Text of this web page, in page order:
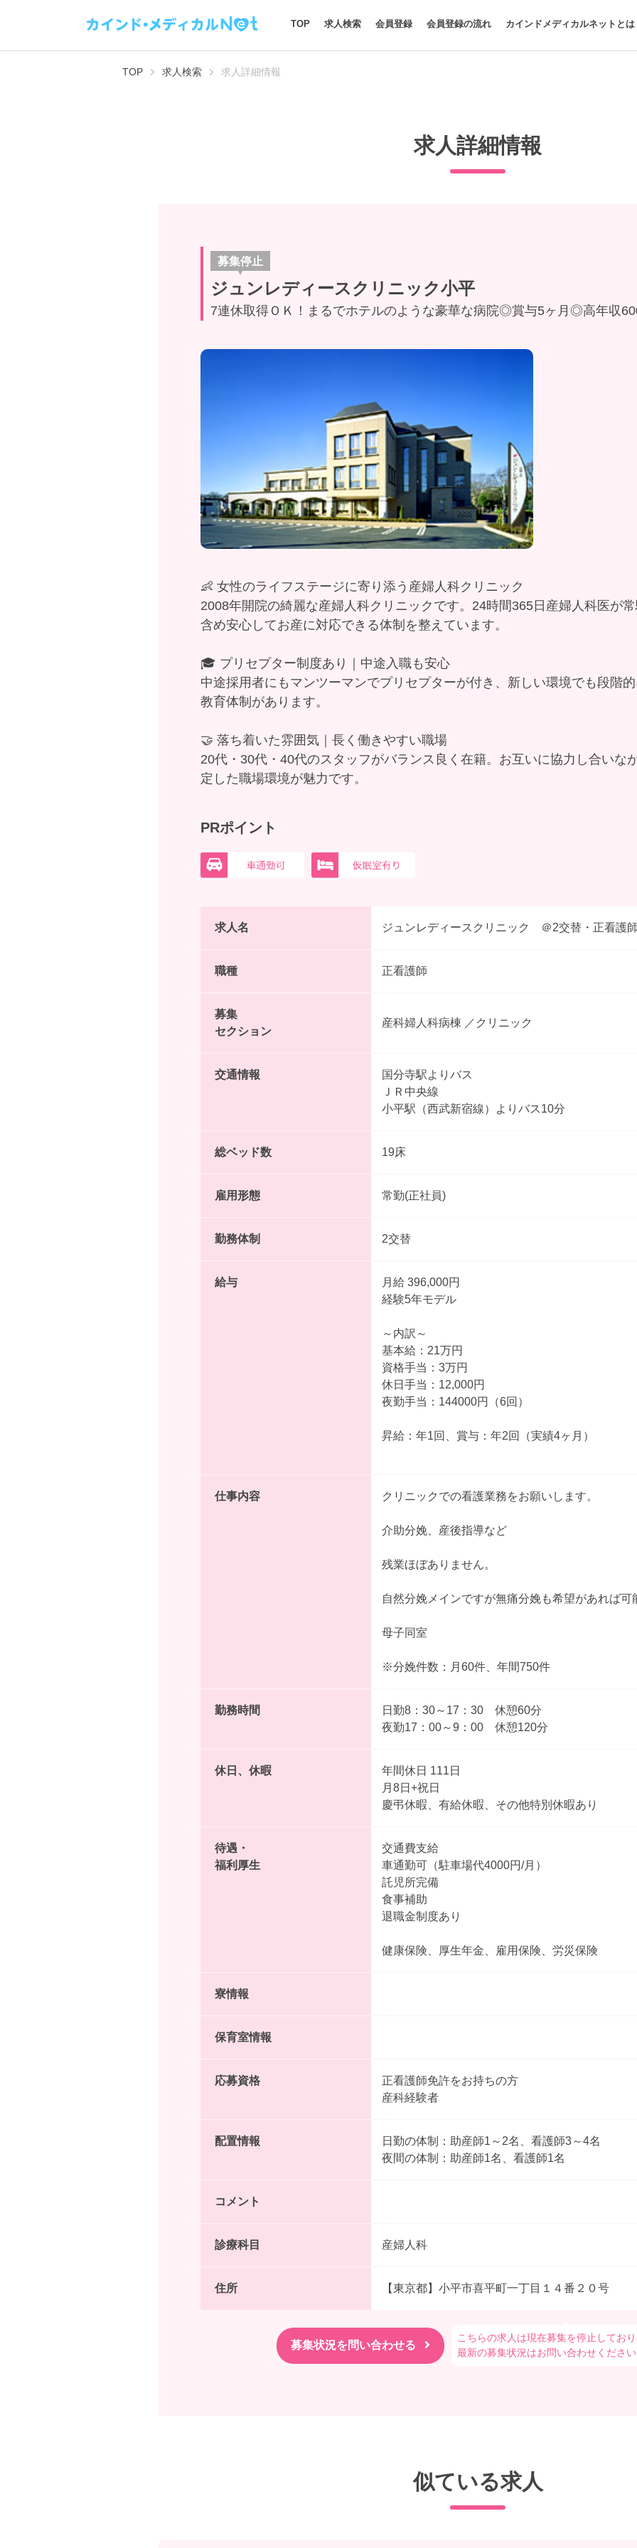
TOP 求人検索 会員登録 会員登録の流れ カインドメディカルネットとは
TOP 求人検索 求人詳細情報
求人詳細情報
募集停止
ジュンレディースクリニック小平
7連休取得ＯＫ！まるでホテルのような豪華な病院◎賞与5ヶ月◎高年
👶 女性のライフステージに寄り添う産婦人科クリニック
2008年開院の綺麗な産婦人科クリニックです。24時間365日産婦人科医が
含め安心してお産に対応できる体制を整えています。
🎓 プリセプター制度あり｜中途入職も安心
中途採用者にもマンツーマンでプリセプターが付き、新しい環境でも段階
教育体制があります。
🤝 落ち着いた雰囲気｜長く働きやすい職場
20代・30代・40代のスタッフがバランス良く在籍。お互いに協力し合いな
定した職場環境が魅力です。
PRポイント
求人名 ジュンレディースクリニック ＠2交替・正看
職種 正看護師
募集
セクション
産科婦人科病棟 ／クリニック
交通情報
国分寺駅よりバス
ＪＲ中央線
小平駅（西武新宿線）よりバス10分
総ベッド数 19床
雇用形態 常勤(正社員)
勤務体制 2交替
給与
月給 396,000円
経験5年モデル
～内訳～
基本給：21万円
資格手当：3万円
休日手当：12,000円
夜勤手当：144000円（6回）
昇給：年1回、賞与：年2回（実績4ヶ月）
仕事内容 クリニックでの看護業務をお願いします。
介助分娩、産後指導など
残業ほぼありません。
自然分娩メインですが無痛分娩も希望があれば
母子同室
※分娩件数：月60件、年間750件
勤務時間
日勤8：30～17：30 休憩60分
夜勤17：00～9：00 休憩120分
休日、休暇
年間休日 111日
月8日+祝日
慶弔休暇、有給休暇、その他特別休暇あり
待遇・
福利厚生
交通費支給
車通勤可（駐車場代4000円/月）
託児所完備
食事補助
退職金制度あり
健康保険、厚生年金、雇用保険、労災保険
寮情報
保育室情報
応募資格
正看護師免許をお持ちの方
産科経験者
配置情報
日勤の体制：助産師1～2名、看護師3～4名
夜間の体制：助産師1名、看護師1名
コメント
診療科目 産婦人科
住所 【東京都】小平市喜平町一丁目１４番２０号
こちらの求人は現在募集を停止してお
最新の募集状況はお問い合わせくださ
似ている求人